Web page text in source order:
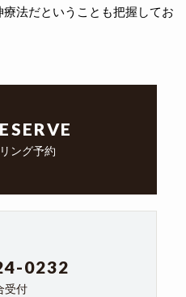
法だということも把握してお
ング予約
0232
受付